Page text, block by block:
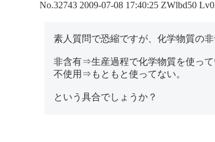
No.32743 2009-07-08 17:40:25 ZWlbd50
素人質問で恐縮ですが、化学物質の
非含有⇒生産過程で化学物質を使って
不使用⇒もともと使ってない。
という具合でしょうか？